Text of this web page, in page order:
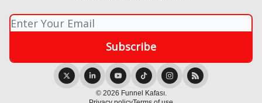
© 2026 Funnel Kafası.